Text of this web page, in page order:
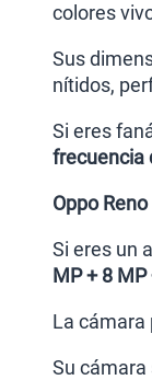
colores
Sus
nítidos,
Si eres
frecuencia
Oppo
Si eres un
MP + 8 MP
La cámara
Su